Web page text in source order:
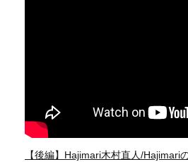
【後編】Hajimari木村直人/Hajimari